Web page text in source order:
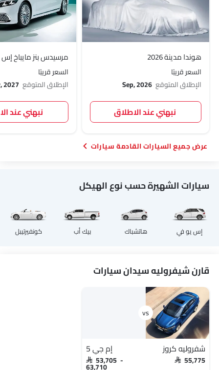
هوندا مدينة 2026
السعر قريبًا
الإطلاق المتوقع Sep, 2026
نبهني عند الاطلاق
مرسيدس بنز مايباخ إس
السعر قريبًا
الإطلاق المتوقع 2027
نبهني عند
السيارات القادمة سيارات
سيارات الشهيرة حسب نوع الهيكل
إس يو في هاتشباك بيك أب كونفيرتيبل
قارن شيفروليه سيدان سيارات
شفروليه كروز
SAR 55,775
إم جي 5
SAR 53,705 -
63,710